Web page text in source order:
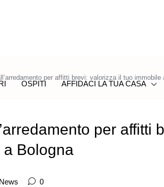
OSPITI AFFIDACI LA TUA CASA
per affitti brevi: valorizza il tuo immobile
per affitti
a Bologna
News 0